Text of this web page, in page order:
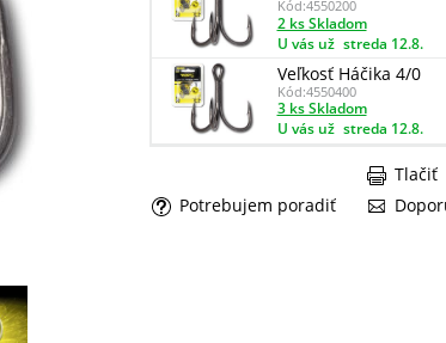
Kód:4550200
2 ks Skladom
U vás už streda 12.8.
Veľkosť Háčika 4/0
Kód:4550400
3 ks Skladom
U vás už streda 12.8.
Potrebujem poradiť
Tlačiť